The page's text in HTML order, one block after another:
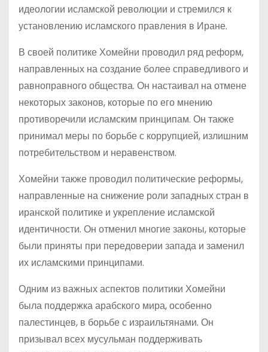
идеологии исламской революции и стремился к
установлению исламского правления в Иране.
В своей политике Хомейни проводил ряд реформ,
направленных на создание более справедливого и
равноправного общества. Он настаивал на отмене
некоторых законов, которые по его мнению
противоречили исламским принципам. Он также
принимал меры по борьбе с коррупцией, излишним
потребительством и неравенством.
Хомейни также проводил политические реформы,
направленные на снижение роли западных стран в
иранской политике и укрепление исламской
идентичности. Он отменил многие законы, которые
были приняты при передоверии запада и заменил
их исламскими принципами.
Одним из важных аспектов политики Хомейни
была поддержка арабского мира, особенно
палестинцев, в борьбе с израильтянами. Он
призывал всех мусульман поддерживать